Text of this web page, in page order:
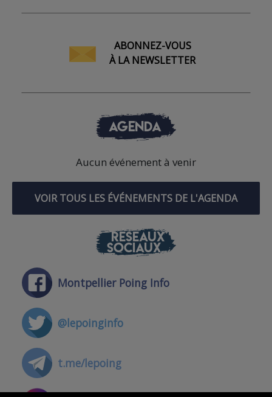
ABONNEZ-VOUS
À LA NEWSLETTER
AGENDA
Aucun événement à venir
VOIR TOUS LES ÉVÉNEMENTS DE L'AGENDA
RÉSEAUX
SOCIAUX
Montpellier Poing Info
@lepoinginfo
t.me/lepoing